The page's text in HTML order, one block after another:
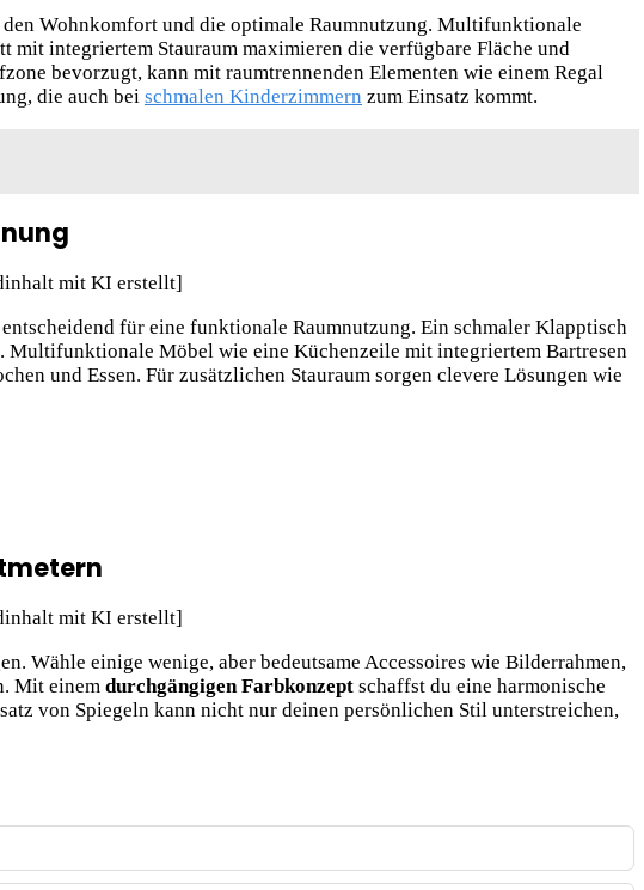
Wohnkomfort und die optimale Raumnutzung. Multifunktionale
mit integriertem Stauraum maximieren die verfügbare Fläche und
bevorzugt, kann mit raumtrennenden Elementen wie einem Regal
die auch bei schmalen Kinderzimmern zum Einsatz kommt.
für eine funktionale Raumnutzung. Ein schmaler Klapptisch
Multifunktionale Möbel wie eine Küchenzeile mit integriertem Bartresen
und Essen. Für zusätzlichen Stauraum sorgen clevere Lösungen wie
Wähle einige wenige, aber bedeutsame Accessoires wie Bilderrahmen,
Mit einem durchgängigen Farbkonzept schaffst du eine harmonische
von Spiegeln kann nicht nur deinen persönlichen Stil unterstreichen,